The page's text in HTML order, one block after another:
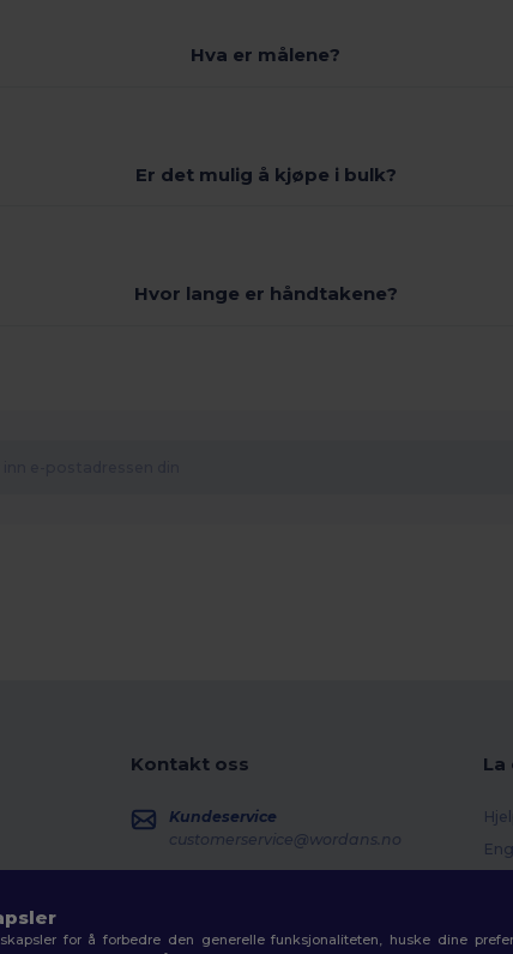
Hva er målene?
Er det mulig å kjøpe i bulk?
Hvor lange er håndtakene?
Kontakt oss
Kundeservice
customerservice@wordans.no
La
for å forbedre den generelle funksjonaliteten, huske dine